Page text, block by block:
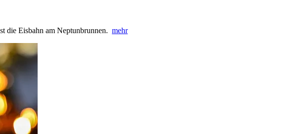
die Eisbahn am Neptunbrunnen. mehr